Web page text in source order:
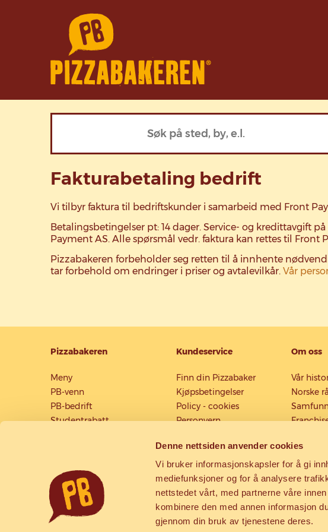
Denne nettsiden anvender cookies
Vi bruker informasjonskapsler for å gi
mediefunksjoner og for å analysere
nettstedet vårt, med partnerne våre
kombinere den med annen informasjon
gjennom din bruk av tjenestene deres.
Fakturabetaling bedrift
Vi tilbyr faktura til bedriftskunder i samarbeid med Front
Betalingsbetingelser pt: 14 dager. Service- og kredittavgift
Payment AS. Alle spørsmål vedr. faktura kan rettes til Front
Pizzabakeren forbeholder seg retten til å innhente
tar forbehold om endringer i priser og avtalevilkår. Vår
Pizzabakeren
Meny
PB-venn
PB-bedrift
Studentrabatt
Allergener
Intranett/webmail
Kundeservice
Finn din Pizzabaker
Kjøpsbetingelser
Policy - cookies
Personvern
Ris og Ros
Om oss
Vår
Norske
Ofte